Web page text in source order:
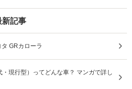
新記事
GRカローラ
・現行型）ってどんな車？ マンガで詳し